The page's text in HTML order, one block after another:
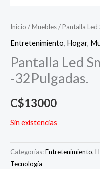
Inicio /Muebles/ Pantalla
Entretenimiento, Hogar,
Pantalla Led
-32Pulgadas.
C$13000
Sin existencias
Categorías:Entretenimiento,
Tecnología